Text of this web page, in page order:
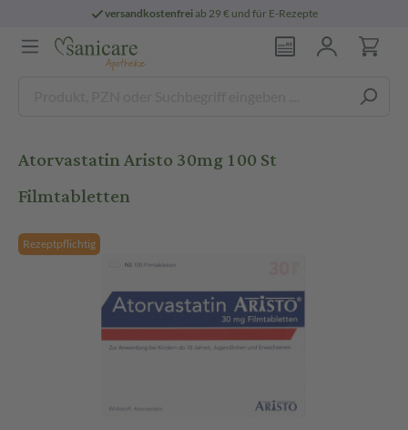
versandkostenfreiab 29 € und für E-Rezepte
Atorvastatin Aristo 30mg 100 St
Filmtabletten
Rezeptpflichtig